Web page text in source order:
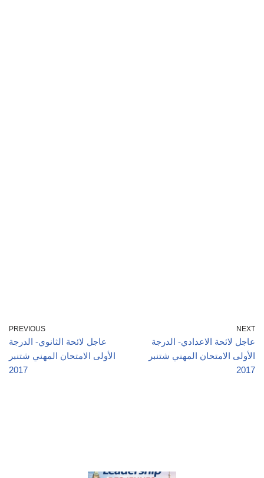
PREVIOUS
عاجل لائحة الثانوي- الدرجة
الأولى الامتحان المهني شتنبر
2017
NEXT
عاجل لائحة الاعدادي- الدرجة
الأولى الامتحان المهني شتنبر
2017